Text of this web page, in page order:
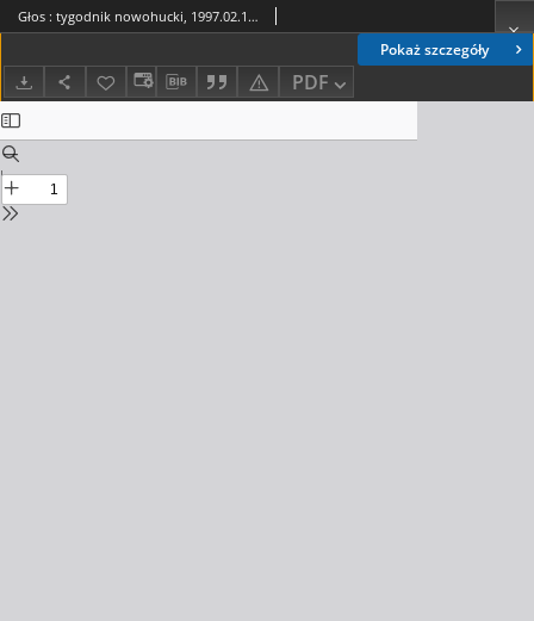
Pokaż szczegóły
PDF
Głos : tygodnik nowohucki, 1997.02.14, nr 7